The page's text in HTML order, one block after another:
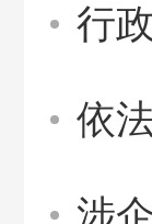
行
依
涉